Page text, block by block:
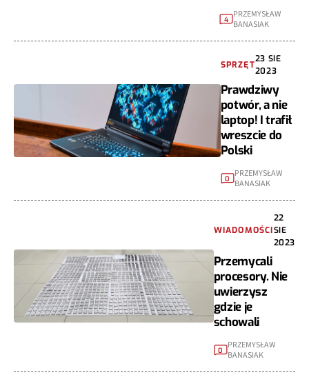
4
PRZEMYSŁAW
BANASIAK
SPRZĘT
23 SIE
2023
Prawdziwy
potwór, a nie
laptop! I trafił
wreszcie do
Polski
0 PRZEMYSŁAW
BANASIAK
WIADOMOŚCI
22
SIE
2023
Przemycali
procesory. Nie
uwierzysz
gdzie je
schowali
0 PRZEMYSŁAW
BANASIAK